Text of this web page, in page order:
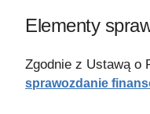
Elementy
Zgodnie z Ustawą o
sprawozdanie